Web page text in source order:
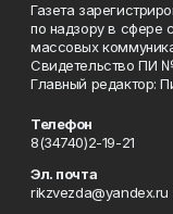
Газета
по надзору в сфере
массовых
Свидетельство ПИ №
Главный редактор:
Телефон
8(34740)2-19-21
Эл. почта
rikzvezda@yandex.ru